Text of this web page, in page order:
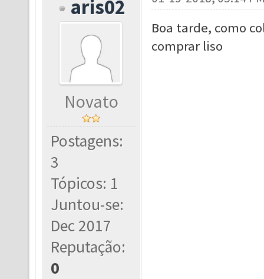
aris02
Novato
Postagens:
3
Tópicos: 1
Juntou-se:
Dec 2017
Reputação:
0
Boa tarde, como
comprar liso